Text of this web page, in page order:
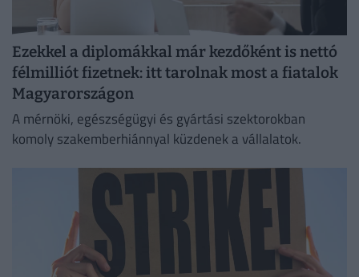
Ezekkel a diplomákkal már kezdőként is nettó
félmilliót fizetnek: itt tarolnak most a fiatalok
Magyarországon
A mérnöki, egészségügyi és gyártási szektorokban
komoly szakemberhiánnyal küzdenek a vállalatok.